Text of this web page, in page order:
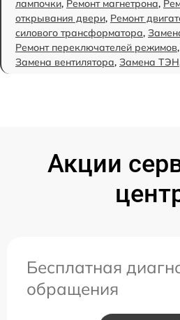
лампочки, Ремонт магнетрона,
открывания двери, Ремонт
силового трансформатора,
Ремонт переключателей режимов,
Замена вентилятора, Замена ТЭН
Акции
Бесплатная
обращения